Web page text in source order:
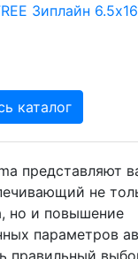
Зиплайн
каталог
представляют
не
но и повышение
параметров